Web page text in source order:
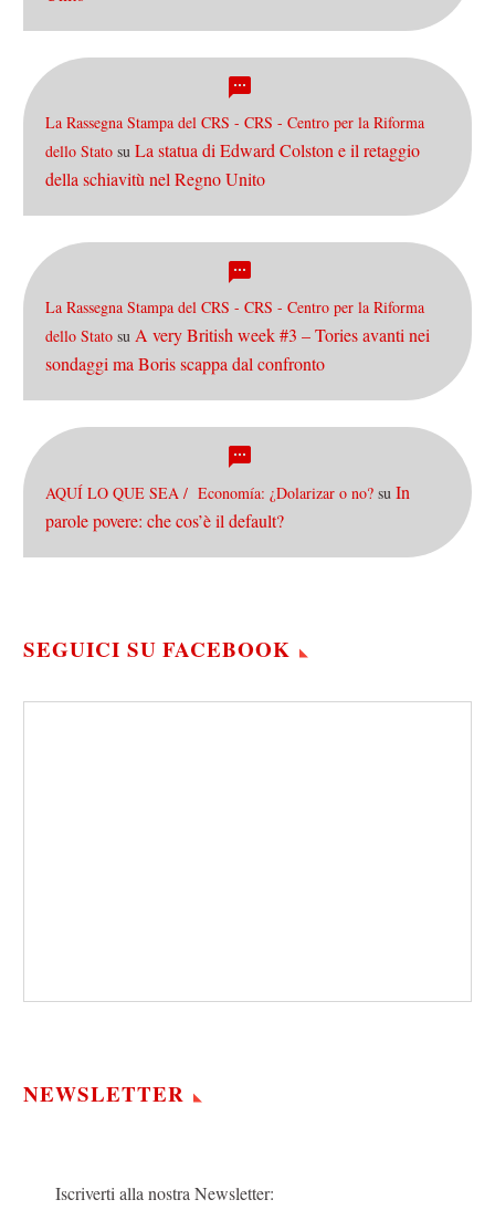
La Rassegna Stampa del CRS - CRS - Centro per la Riforma
dello Stato su La statua di Edward Colston e il retaggio
della schiavitù nel Regno Unito
La Rassegna Stampa del CRS - CRS - Centro per la Riforma
dello Stato su A very British week #3 – Tories avanti nei
sondaggi ma Boris scappa dal confronto
AQUÍ LO QUE SEA / Economía: ¿Dolarizar o no? su In
parole povere: che cos’è il default?
SEGUICI SU FACEBOOK
NEWSLETTER
Iscriverti alla nostra Newsletter: